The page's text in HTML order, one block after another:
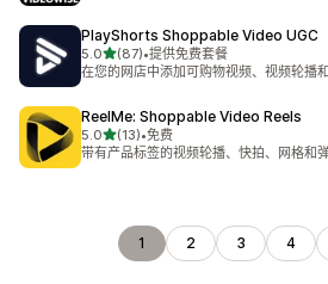
PlayShorts Shoppable Video UGC
5.0星（满分 5 星）
(87)
总共 87 条评论
•提供免费套餐
在您的网店中添加可购物视频、视频轮播
ReelMe: Shoppable Video Reels
5.0星（满分 5 星）
(13)
总共 13 条评论
•免费
带有产品标签的视频轮播、快拍、网格和
1 2 3 4